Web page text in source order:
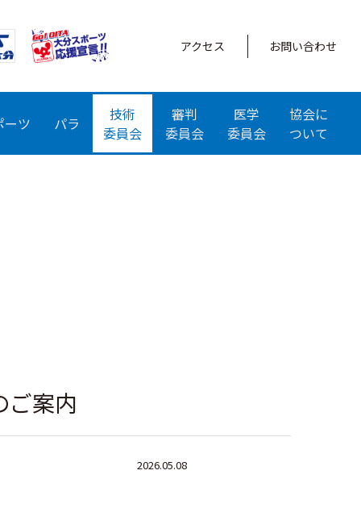
アクセス お問い合わせ
ーツ パラ
技術
委員会
審判
委員会
医学
委員会
協会に
ついて
ご案内
2026.05.08